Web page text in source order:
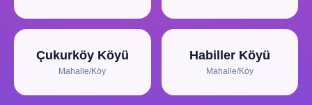
Çukurköy Köyü
Mahalle/Köy
Habiller Köyü
Mahalle/Köy